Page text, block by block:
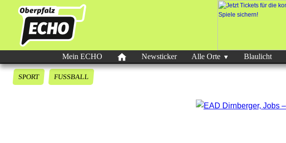
Mein ECHO Newsticker Alle Orte Blaulicht
SPORT FUSSBALL